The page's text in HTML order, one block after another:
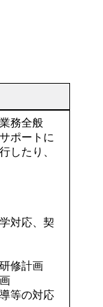
務全般
ポートに
したり、
対応、契
修計画
等の対応